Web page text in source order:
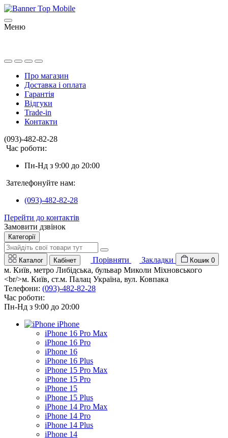
Меню
Про магазин
Доставка і оплата
Гарантія
Відгуки
Trade-in
Контакти
(093)-482-82-28
Час роботи:
Пн-Нд з 9:00 до 20:00
Зателефонуйте нам:
(093)-482-82-28
Перейти до контактів
Замовити дзвінок
Категорії
Каталог Кабінет Порівняти Закладки Кошик 0
м. Київ, метро Либідська, бульвар Миколи Міхновського
<br/>м. Київ, ст.м. Палац Україна, вул. Ковпака
Телефони: (093)-482-82-28
Час роботи:
Пн-Нд з 9:00 до 20:00
iPhone
iPhone 16 Pro Max
iPhone 16 Pro
iPhone 16
iPhone 16 Plus
iPhone 15 Pro Max
iPhone 15 Pro
iPhone 15
iPhone 15 Plus
iPhone 14 Pro Max
iPhone 14 Pro
iPhone 14 Plus
iPhone 14